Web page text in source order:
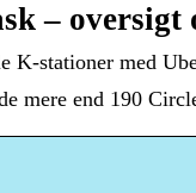
–
K-stationer med
mere end 190